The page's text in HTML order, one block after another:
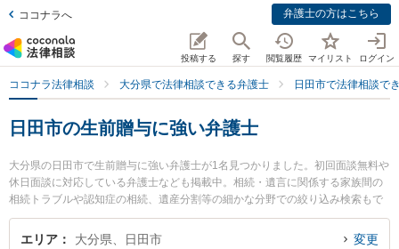
ココナラへ 弁護士の方はこちら
投稿する 探す 閲覧履歴 マイリスト ログイン
ココナラ法律相談 大分県で法律相談できる弁護士 日田市で法律相談で
日田市の生前贈与に強い弁護士
大分県の日田市で生前贈与に強い弁護士が1名見つかりました。初回面談無料や
休日面談に対応している弁護士なども掲載中。相続・遺言に関係する家族間の
相続トラブルや認知症の相続、遺産分割等の細かな分野での絞り込み検索もで
き便利です。特に弁護士法人おおいた市民総合法律事務所 日田事務所の柿木 大
弁護士のプロフィール情報や弁護士費用、強みなどが注目されています。『日
エリア 大分県、日田市 変更